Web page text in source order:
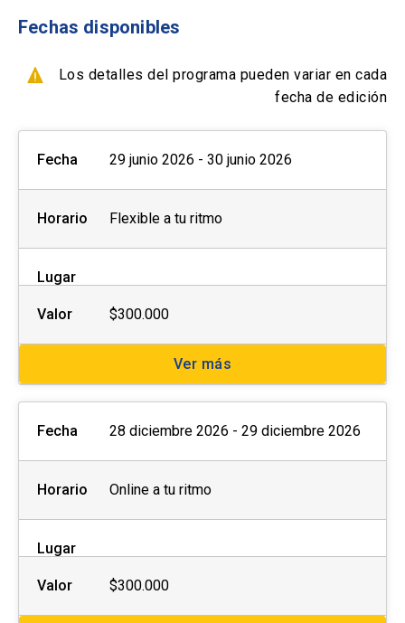
Formas de pago por empresas:
- Con ficha de inscripción y Orden de compra
Fechas disponibles
Los detalles del programa pueden variar en cada
fecha de edición
Fecha 29 junio 2026 - 30 junio 2026
Horario Flexible a tu ritmo
Lugar
Valor $300.000
Ver más
Fecha 28 diciembre 2026 - 29 diciembre 2026
Horario Online a tu ritmo
Lugar
Valor $300.000